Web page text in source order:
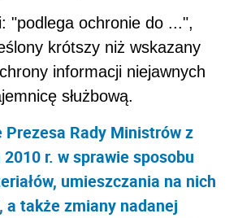
"podlega ochronie do ...",
krótszy niż wskazany
informacji niejawnych
służbową.
Prezesa Rady Ministrów z
r. w sprawie sposobu
umieszczania na nich
także zmiany nadanej